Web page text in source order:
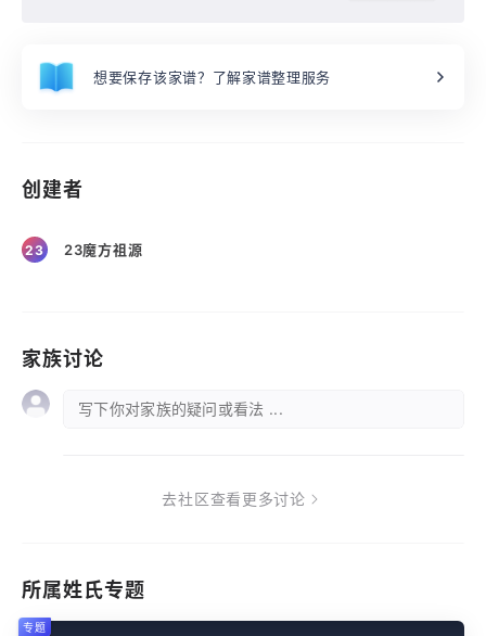
想要保存该家谱？了解家谱整理服务
创建者
23 23魔方祖源
家族讨论
写下你对家族的疑问或看法 ...
去社区查看更多讨论
所属姓氏专题
专题